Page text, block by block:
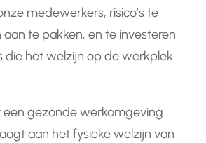
medewerkers, risico’s te
te pakken, en te investeren
die het welzijn op de werkplek
een gezonde werkomgeving
aan het fysieke welzijn van